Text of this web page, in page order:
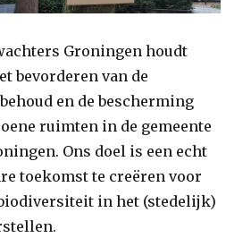
Groningen houdt
bevorderen van de
en de bescherming
ruimten in de gemeente
Ons doel is een echt
toekomst te creëren voor
in het (stedelijk)